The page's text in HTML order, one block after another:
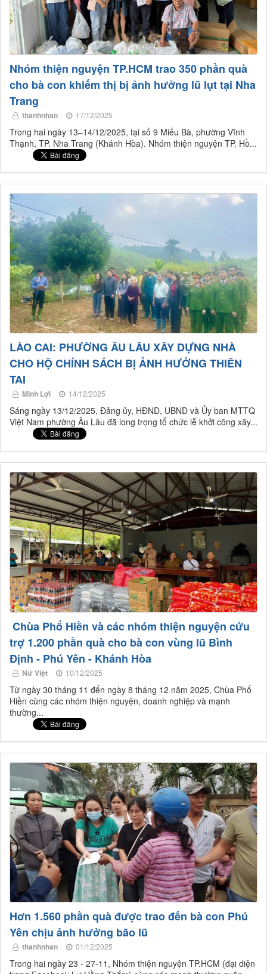
Nhóm thiện nguyện TP.HCM trao 350 phần quà
cho bà con khiếm thị bị ảnh hưởng lũ lụt tại Nha
Trang
thanhnhan 17/12/2025
Trong hai ngày 13–14/12/2025, tại số 9 Miếu Bà, phường Vĩnh
Thạnh, TP. Nha Trang (Khánh Hòa). Nhóm thiện nguyện TP. Hồ...
LÀO CAI: PHƯỜNG ÂU LÂU XÂY DỰNG NHÀ
CHO HỘ CHÍNH SÁCH BỊ ẢNH HƯỞNG THIÊN
TAI
Minh Lợi 14/12/2025
Sáng ngày 13/12/2025, Đảng ủy, HĐND, UBND và Ủy ban MTTQ
Việt Nam phường Âu Lâu đã long trọng tổ chức lễ khởi công xây...
Chùa Phổ Hiền và các nhóm thiện nguyện cứu
trợ 1.200 phần quà cho bà con vùng lũ Bình
Định - Phú Yên - Khánh Hòa
Nữ Việt 10/12/2025
Từ ngày 30 tháng 11 đến ngày 8 tháng 12 năm 2025, Chùa Phổ
Hiền cùng các nhóm thiện nguyện, doanh nghiệp và mạnh
thường...
Hơn 1.560 phần quà được trao đến bà con Phú
Yên chịu ảnh hưởng bão lũ
thanhnhan 01/12/2025
Trong hai ngày 23 - 27-11, Nhóm thiện nguyện TP.HCM (đại diện